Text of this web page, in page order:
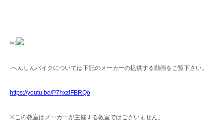
￼
へんしんバイクについては下記のメーカーの提供する動画をご覧下さい。
https://youtu.be/P7hxzIFBRQo
※ この教室はメーカーが主催する教室ではございません。